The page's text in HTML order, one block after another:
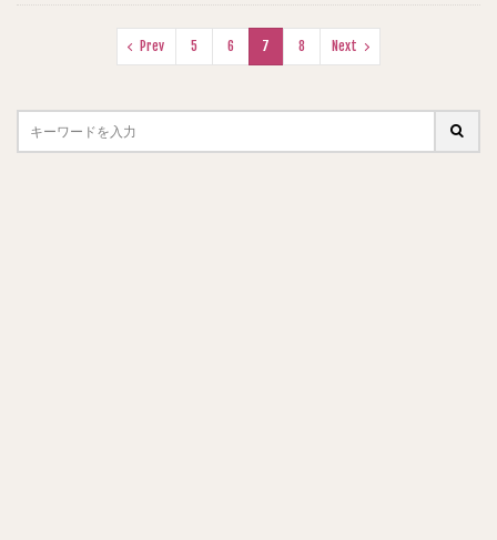
Prev 5 6 7 8 Next